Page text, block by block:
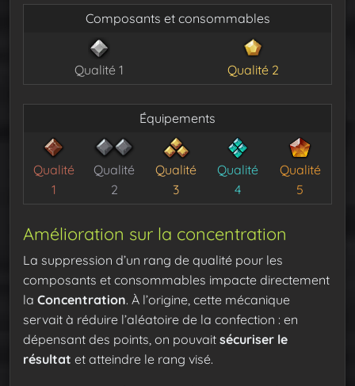
Composants et consommables
Qualité 1 Qualité 2
Équipements
Qualité
1
Qualité
2
Qualité
3
Qualité
4
Qualité
5
Amélioration sur la concentration
La suppression d’un rang de qualité pour les
composants et consommables impacte directement
la Concentration. À l’origine, cette mécanique
servait à réduire l’aléatoire de la confection : en
dépensant des points, on pouvait sécuriser le
résultat et atteindre le rang visé.